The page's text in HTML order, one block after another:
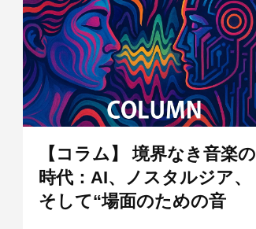
【コラム】 境界なき音楽の
時代：AI、ノスタルジア、
そして“場面のための音